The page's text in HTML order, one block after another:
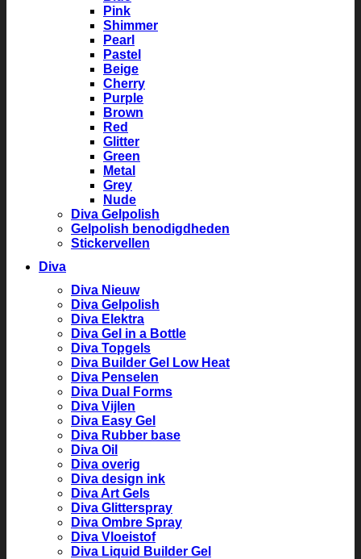
Pink
Shimmer
Pearl
Pastel
Beige
Cherry
Purple
Brown
Red
Glitter
Green
Metal
Grey
Nude
Diva Gelpolish
Gelpolish benodigdheden
Stickervellen
Diva
Diva Nieuw
Diva Gelpolish
Diva Elektra
Diva Gel in a Bottle
Diva Topgels
Diva Builder Gel Low Heat
Diva Penselen
Diva Dual Forms
Diva Vijlen
Diva Easy Gel
Diva Rubber base
Diva Oil
Diva overig
Diva design ink
Diva Art Gels
Diva Glitterspray
Diva Ombre Spray
Diva Vloeistof
Diva Liquid Builder Gel